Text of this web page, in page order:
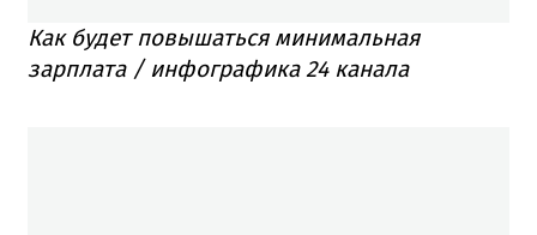
Как будет повышаться минимальная
зарплата / инфографика 24 канала